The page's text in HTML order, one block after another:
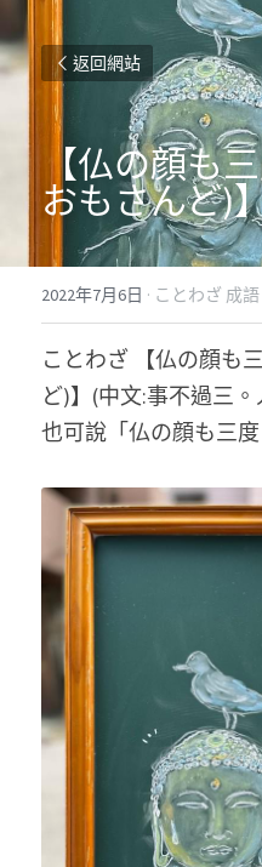
返回網站
【仏の顔も
おもさんど)
2022年7月6日 · ことわざ 成
ことわざ 【仏の顔も
ど)】(中文:事不過三
也可說「仏の顔も三度